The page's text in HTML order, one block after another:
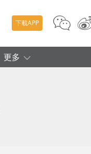
下載APP
更多